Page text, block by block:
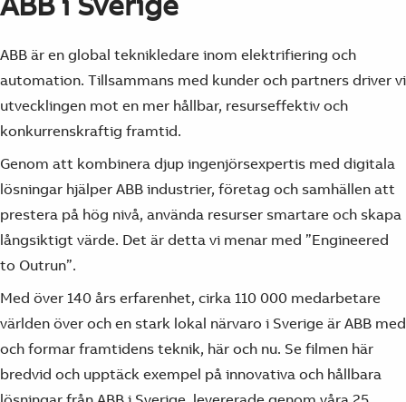
Suggestions
ABB är en global teknikledare inom elektrifiering och
automation. Tillsammans med kunder och partners driver vi
utvecklingen mot en mer hållbar, resurseffektiv och
konkurrenskraftig framtid.
Genom att kombinera djup ingenjörsexpertis med digitala
lösningar hjälper ABB industrier, företag och samhällen att
prestera på hög nivå, använda resurser smartare och skapa
långsiktigt värde. Det är detta vi menar med ”Engineered
to Outrun”.
Med över 140 års erfarenhet, cirka 110 000 medarbetare
världen över och en stark lokal närvaro i Sverige är ABB med
och formar framtidens teknik, här och nu. Se filmen här
bredvid och upptäck exempel på innovativa och hållbara